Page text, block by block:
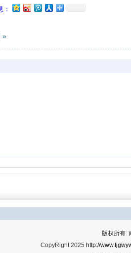
»
版权所有:
CopyRight 2025 http://